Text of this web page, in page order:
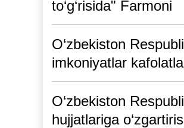
to‘g‘risida" Farmoni
O‘zbekiston
imkoniyatlar
O‘zbekiston
hujjatlariga